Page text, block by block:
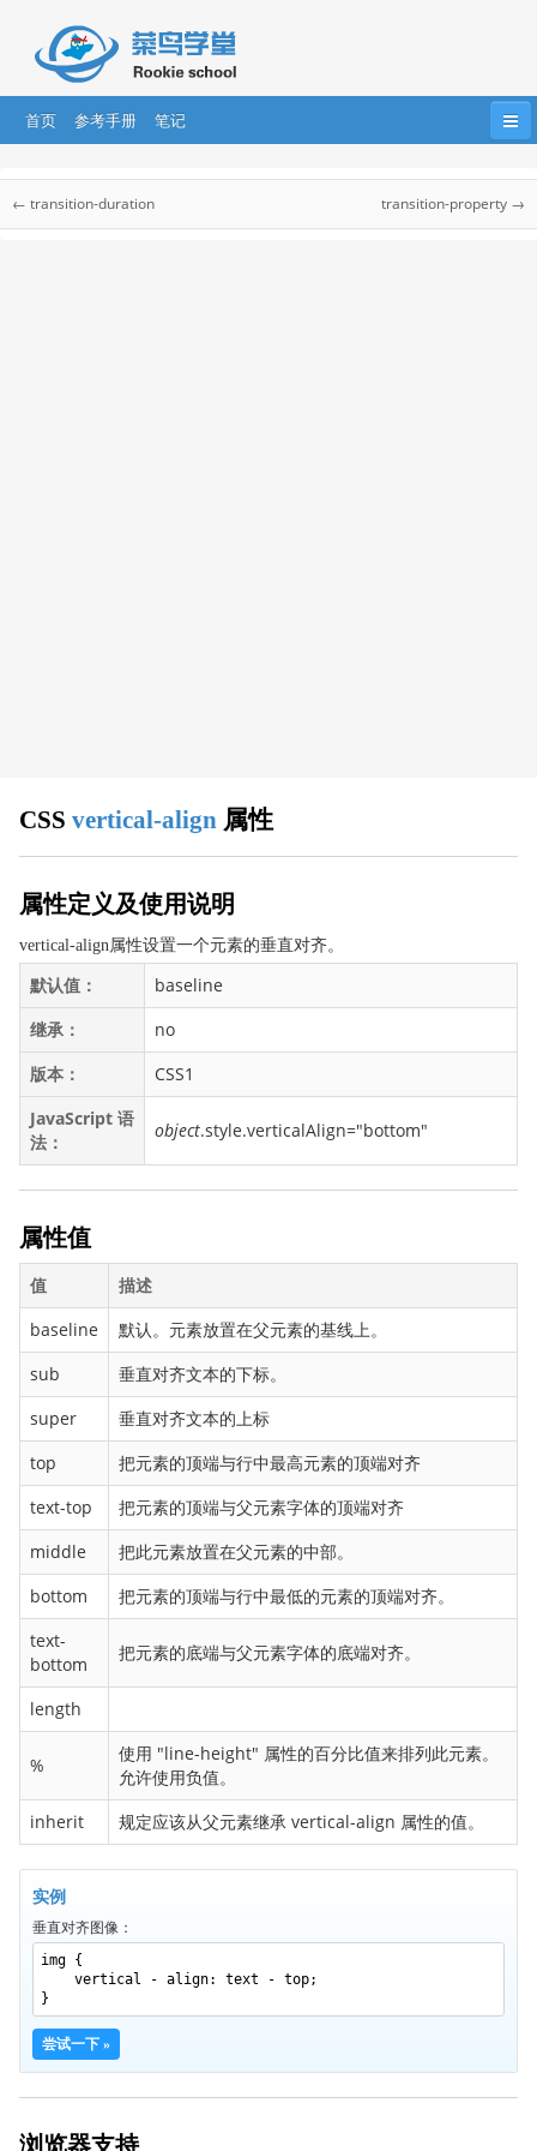
首页 参考手册 笔记
jQuery
CSS 参考手册
animation-direction
animation-duration
animation-fill-mode
animation-name
animation-play-state
animation-timing-function
appearance
backface-visibility
background
background-clip
background-color
background-image
background-origin
background-position
background-repeat
border
border-bottom
border-bottom-color
border-bottom-left-radius
border-bottom-right-radius
border-bottom-style
border-collapse
border-color
border-image
border-image-outset
border-image-repeat
border-image-slice
border-image-source
border-image-width
border-left
border-left-color
border-left-style
← transition-duration transition-property →
CSS vertical-align 属性
属性定义及使用说明
vertical-align属性设置一个元素的垂直对齐。
默认值：
baseline
继承：
no
版本：
CSS1
JavaScript 语
法：
object.style.verticalAlign="bottom"
属性值
值
描述
baseline
默认。元素放置在父元素的基线上。
sub
垂直对齐文本的下标。
super
垂直对齐文本的上标
top
把元素的顶端与行中最高元素的顶端对齐
text-top
把元素的顶端与父元素字体的顶端对齐
middle
把此元素放置在父元素的中部。
bottom
把元素的顶端与行中最低的元素的顶端对齐。
text-
bottom
把元素的底端与父元素字体的底端对齐。
length
%
使用 "line-height" 属性的百分比值来排列此元素。
允许使用负值。
inherit
规定应该从父元素继承 vertical-align 属性的值。
实例
垂直对齐图像：
img {
vertical - align: text - top;
}
尝试一下 »
浏览器支持